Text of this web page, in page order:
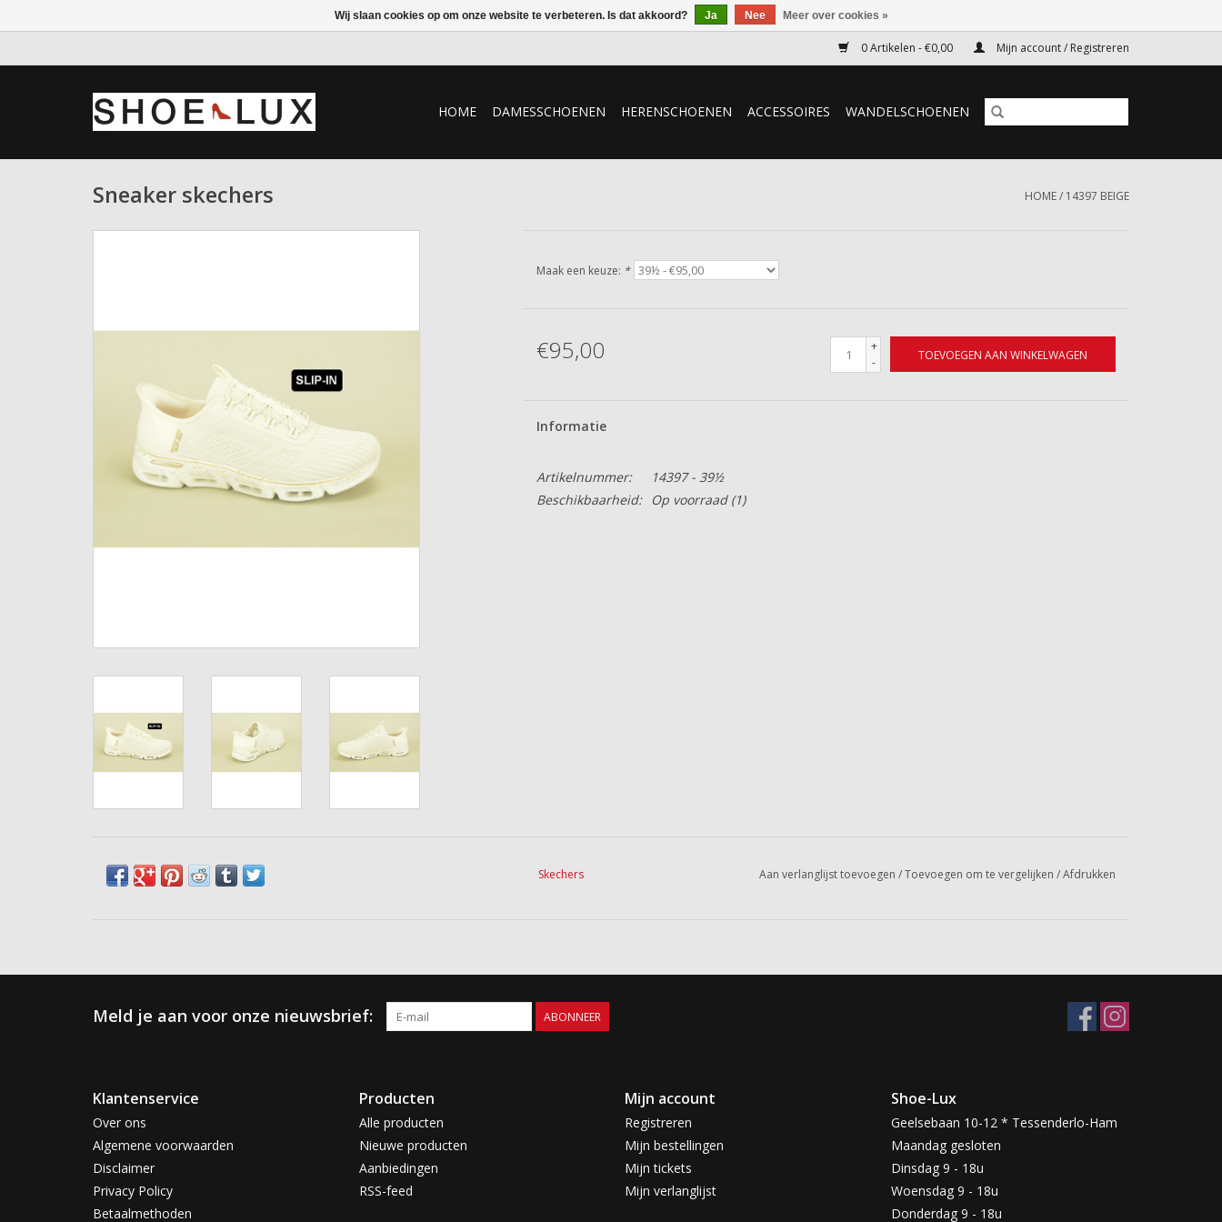
0 Artikelen - €0,00 Mijn account / Registreren
HOME DAMESSCHOENEN HERENSCHOENEN ACCESSOIRES WANDELSCHOENEN
Sneaker skechers HOME/ 14397 BEIGE
Maak een keuze: *
€95,00
+
-
TOEVOEGEN AAN WINKELWAGEN
Informatie
Artikelnummer:
14397 - 39½
Beschikbaarheid:
Op voorraad(1)
Skechers Aan verlanglijst toevoegen /Toevoegen om te vergelijken /Afdrukken
Meld je aan voor onze nieuwsbrief: ABONNEER
Klantenservice
Over ons
Algemene voorwaarden
Disclaimer
Privacy Policy
Betaalmethoden
Producten
Alle producten
Nieuwe producten
Aanbiedingen
RSS-feed
Mijn account
Registreren
Mijn bestellingen
Mijn tickets
Mijn verlanglijst
Shoe-Lux
Geelsebaan 10-12 * Tessenderlo-Ham
Maandag gesloten
Dinsdag 9 - 18u
Woensdag 9 - 18u
Donderdag 9 - 18u
Wij slaan cookies op om onze website te verbeteren. Is dat akkoord? Ja Nee Meer over cookies »